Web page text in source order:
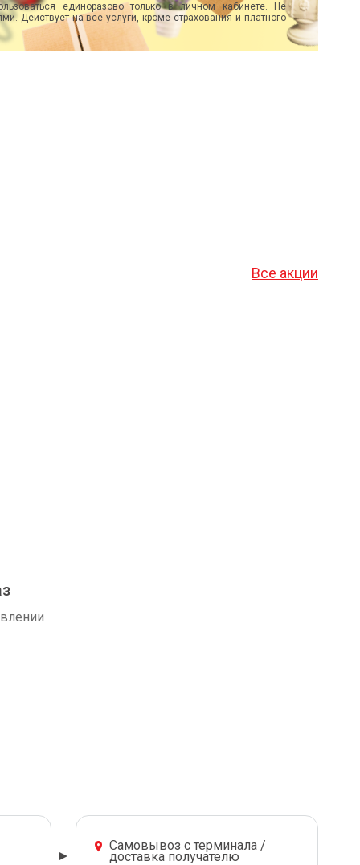
единоразово только в личном кабинете. Не
Действует на все услуги, кроме страхования и платного
Все акции
Самовывоз с терминала /
доставка получателю